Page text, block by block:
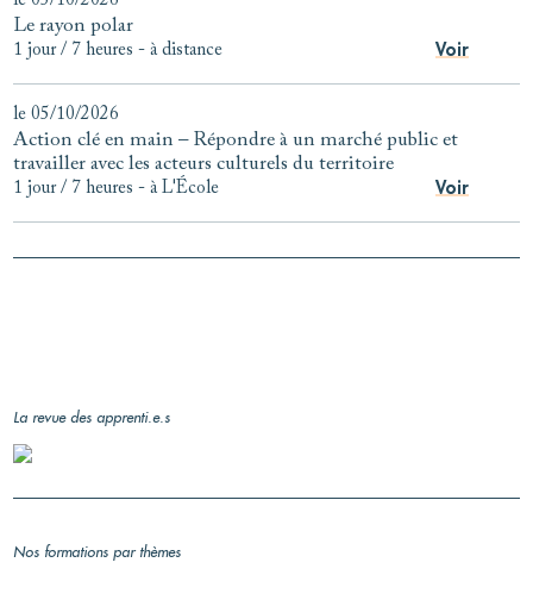
Le rayon polar
1 jour / 7 heures -à distance Voir
le 05/10/2026
Action clé en main – Répondre à un marché public et
travailler avec les acteurs culturels du territoire
1 jour / 7 heures -à L'École Voir
La revue des apprenti.e.s
Nos formations par thèmes